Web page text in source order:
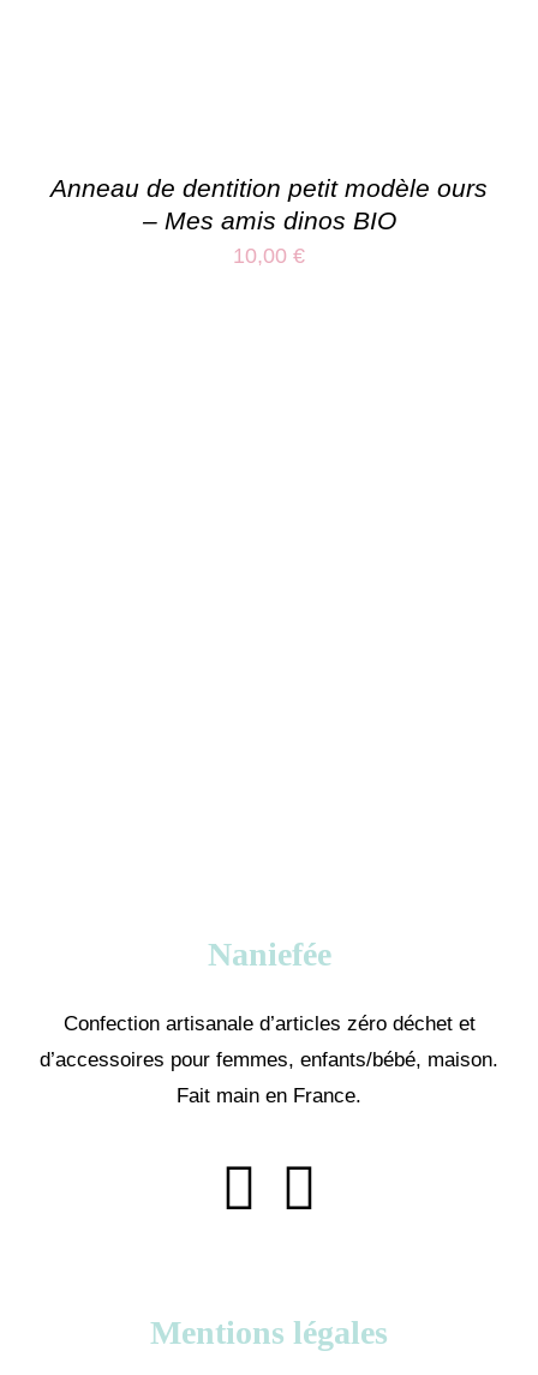
Anneau de dentition petit modèle ours
– Mes amis dinos BIO
10,00 €
Naniefée
Confection artisanale d’articles zéro déchet et
d’accessoires pour femmes, enfants/bébé, maison.
Fait main en France.
Mentions légales